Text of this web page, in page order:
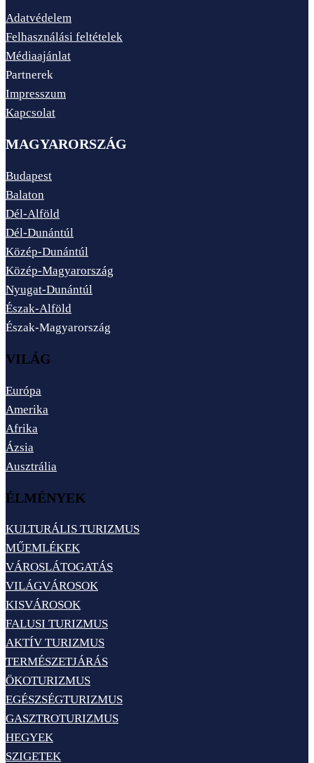
Adatvédelem
Felhasználási feltételek
Médiaajánlat
Partnerek
Impresszum
Kapcsolat
MAGYARORSZÁG
Budapest
Balaton
Dél-Alföld
Dél-Dunántúl
Közép-Dunántúl
Közép-Magyarország
Nyugat-Dunántúl
Észak-Alföld
Észak-Magyarország
VILÁG
Európa
Amerika
Afrika
Ázsia
Ausztrália
ÉLMÉNYEK
KULTURÁLIS TURIZMUS
MŰEMLÉKEK
VÁROSLÁTOGATÁS
VILÁGVÁROSOK
KISVÁROSOK
FALUSI TURIZMUS
AKTÍV TURIZMUS
TERMÉSZETJÁRÁS
ÖKOTURIZMUS
EGÉSZSÉGTURIZMUS
GASZTROTURIZMUS
HEGYEK
SZIGETEK